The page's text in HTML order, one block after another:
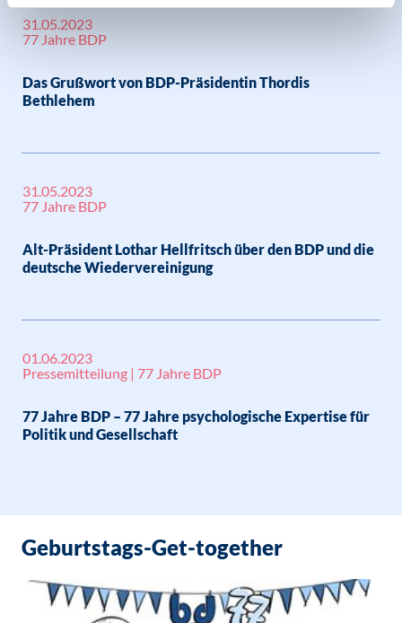
31.05.2023
77 Jahre BDP
Das Grußwort von BDP-Präsidentin Thordis
Bethlehem
31.05.2023
77 Jahre BDP
Alt-Präsident Lothar Hellfritsch über den BDP und die
deutsche Wiedervereinigung
01.06.2023
Pressemitteilung | 77 Jahre BDP
77 Jahre BDP – 77 Jahre psychologische Expertise für
Politik und Gesellschaft
Geburtstags-Get-together